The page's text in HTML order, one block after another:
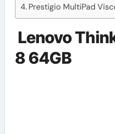
Prestigio MultiPad
Lenovo
8 64GB